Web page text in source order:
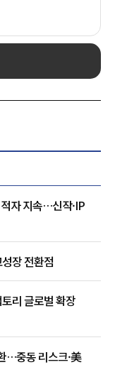
자 지속…신작·IP
장 전환점
리 글로벌 확장
…중동 리스크·美